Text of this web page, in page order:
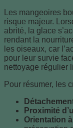
Les mangeoires
risque majeur.
abrité, la glace
rendant la
les oiseaux, car
pour leur survie
nettoyage régulier
Pour résumer, les
Proximité
Orientation